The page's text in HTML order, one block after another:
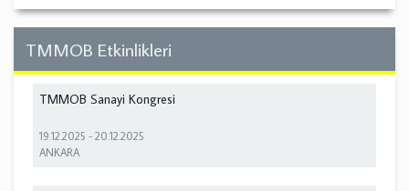
TMMOB Etkinlikleri
TMMOB Sanayi Kongresi
19.12.2025 -20.12.2025
ANKARA